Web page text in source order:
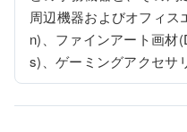
周辺機器およびオフィ
n)、ファインアート画材
s)、ゲーミングアクセサ